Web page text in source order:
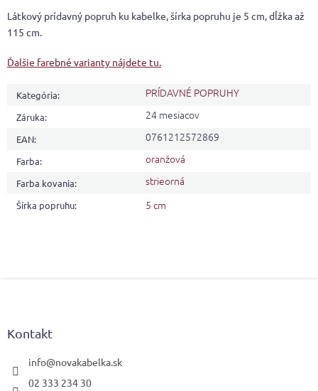
Látkový prídavný popruh ku kabelke, šírka popruhu je 5 cm, dĺžka až
115 cm.
Ďalšie farebné varianty nájdete tu.
Kategória: PRÍDAVNÉ POPRUHY
Záruka: 24 mesiacov
EAN: 0761212572869
Farba: oranžová
Farba kovania: strieorná
Šírka popruhu: 5 cm
Kontakt
info@novakabelka.sk
02 333 234 30